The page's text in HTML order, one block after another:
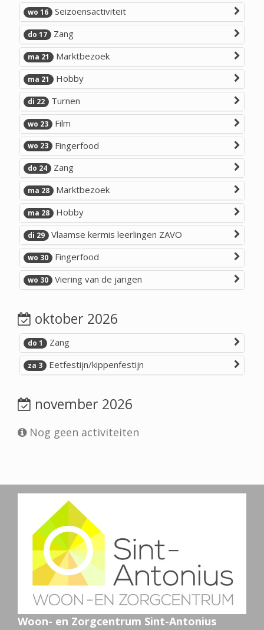
wo 16 Seizoensactiviteit
do 17 Zang
ma 21 Marktbezoek
ma 21 Hobby
di 22 Turnen
wo 23 Film
wo 23 Fingerfood
do 24 Zang
ma 28 Marktbezoek
ma 28 Hobby
di 29 Vlaamse kermis leerlingen ZAVO
wo 30 Fingerfood
wo 30 Viering van de jarigen
oktober 2026
do 1 Zang
za 3 Eetfestijn/kippenfestijn
november 2026
Nog geen activiteiten
Woon- en Zorgcentrum Sint-Antonius